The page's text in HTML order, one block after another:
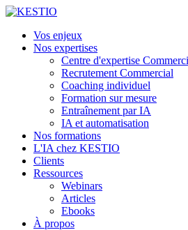
Vos enjeux
Nos expertises
Centre d'expertise
Recrutement Commercial
Coaching individuel
Formation sur mesure
Entraînement par IA
IA et automatisation
Nos formations
L'IA chez KESTIO
Clients
Ressources
Webinars
Articles
Ebooks
À propos